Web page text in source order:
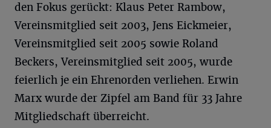
den Fokus gerückt: Klaus Peter Rambow,
Vereinsmitglied seit 2003, Jens Eickmeier,
Vereinsmitglied seit 2005 sowie Roland
Beckers, Vereinsmitglied seit 2005, wurde
feierlich je ein Ehrenorden verliehen. Erwin
Marx wurde der Zipfel am Band für 33 Jahre
Mitgliedschaft überreicht.